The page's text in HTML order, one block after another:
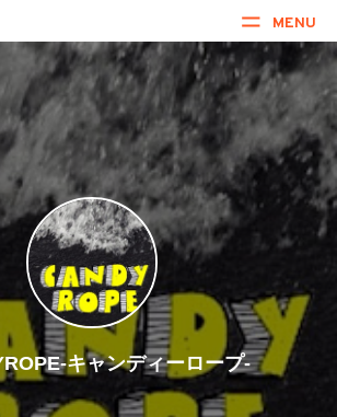
MENU
キャンディーロープ-